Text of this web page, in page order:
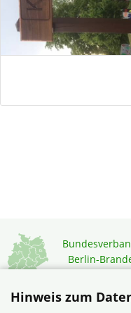
Berlin-
Hinweis zum